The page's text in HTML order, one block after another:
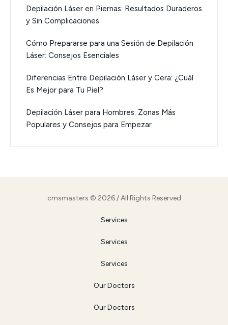
Depilación Láser en Piernas: Resultados Duraderos
y Sin Complicaciones
Cómo Prepararse para una Sesión de Depilación
Láser: Consejos Esenciales
Diferencias Entre Depilación Láser y Cera: ¿Cuál
Es Mejor para Tu Piel?
Depilación Láser para Hombres: Zonas Más
Populares y Consejos para Empezar
cmsmasters © 2026 / All Rights Reserved
Services
Services
Services
Our Doctors
Our Doctors